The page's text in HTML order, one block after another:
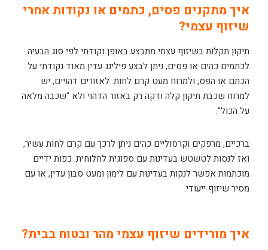
איך מתקנים פסים, כתמים או נקודות אחרי
שיזוף עצמי?
תיקון תקלות בשיזוף עצמי מתבצע באופן נקודתי לפי סוג הבעיה.
לכתמים כהים או פסים, ניתן לבצע פילינג עדין מאוד נקודתי על
הכתם או הפס, ולמרוח מעט קרם לחות. לאזורים דהויים, יש
למרוח שכבת תיקון קלה ודקה רק באזור הדהוי ולא "שכבה מלאה
על הכול".
ברכיים, מרפקים וקרסוליים כהים ניתן לרכך עם קרם לחות עשיר,
ואז לנסות לטשטש בעדינות עם ספוגית לחלוחית. כפות ידיים
מוכתמות אפשר לנקות בעדינות עם לימון ומעט סבון עדין, או עם
מסיר שיזוף ייעודי.
איך מורידים שיזוף עצמי מהר ובטוח בבית?